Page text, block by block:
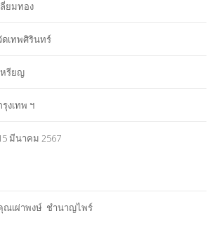
ลี่ยมทอง
ดเทพศิรินทร์
หรียญ
รุงเทพ ฯ
มีนาคม 2567
ณเผ่าพงษ์ ชำนาญไพร์